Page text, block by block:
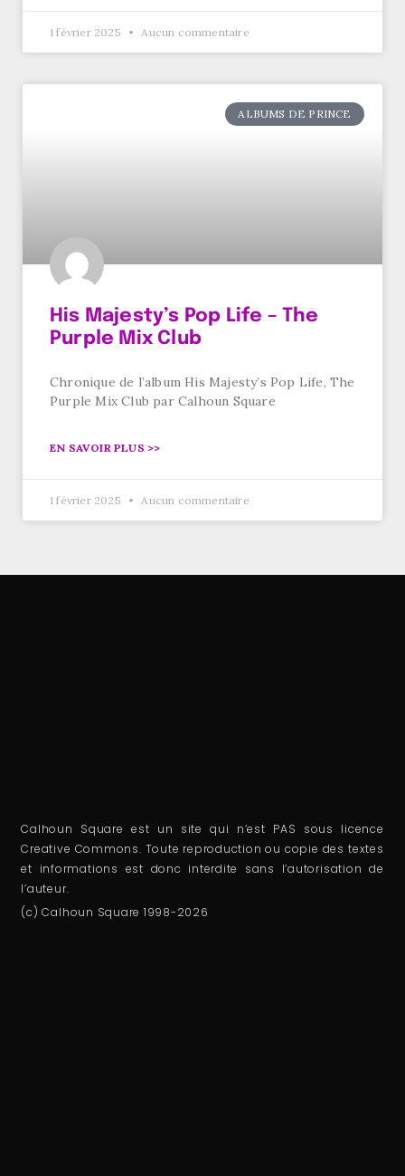
1 février 2025 Aucun commentaire
ALBUMS DE PRINCE
His Majesty’s Pop Life – The
Purple Mix Club
Chronique de l’album His Majesty’s Pop Life, The
Purple Mix Club par Calhoun Square
EN SAVOIR PLUS >>
1 février 2025 Aucun commentaire
Calhoun Square est un site qui n’est PAS sous licence
Creative Commons. Toute reproduction ou copie des textes
et informations est donc interdite sans l’autorisation de
l’auteur.
(c) Calhoun Square 1998-2026